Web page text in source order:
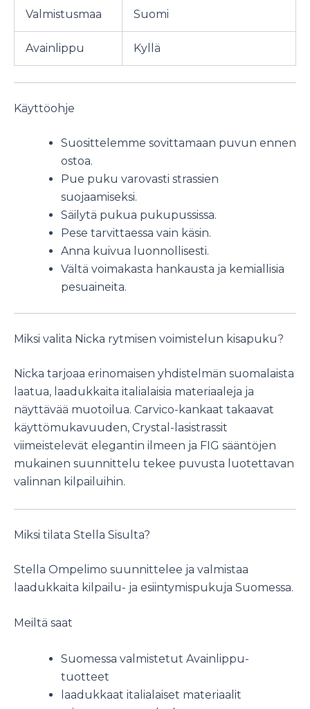
Valmistusmaa Suomi
Avainlippu Kyllä
Käyttöohje
Suosittelemme sovittamaan puvun ennen
ostoa.
Pue puku varovasti strassien
suojaamiseksi.
Säilytä pukua pukupussissa.
Pese tarvittaessa vain käsin.
Anna kuivua luonnollisesti.
Vältä voimakasta hankausta ja kemiallisia
pesuaineita.
Miksi valita Nicka rytmisen voimistelun kisapuku?
Nicka tarjoaa erinomaisen yhdistelmän suomalaista
laatua, laadukkaita italialaisia materiaaleja ja
näyttävää muotoilua. Carvico-kankaat takaavat
käyttömukavuuden, Crystal-lasistrassit
viimeistelevät elegantin ilmeen ja FIG sääntöjen
mukainen suunnittelu tekee puvusta luotettavan
valinnan kilpailuihin.
Miksi tilata Stella Sisulta?
Stella Ompelimo suunnittelee ja valmistaa
laadukkaita kilpailu- ja esiintymispukuja Suomessa.
Meiltä saat
Suomessa valmistetut Avainlippu-
tuotteet
laadukkaat italialaiset materiaalit